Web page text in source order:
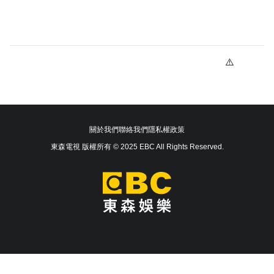
關於我們聯絡我們隱私權政策
東森電視 版權所有 © 2025 EBC All Rights Reserved.